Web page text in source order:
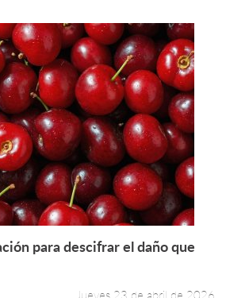
Leer más +
para descifrar el daño que
Jueves 23 de abril de 2026